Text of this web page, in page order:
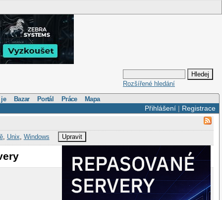
Rozšířené hledání
je Bazar Portál Práce Mapa
Přihlášení| Registrace
, Unix Windows Upravit